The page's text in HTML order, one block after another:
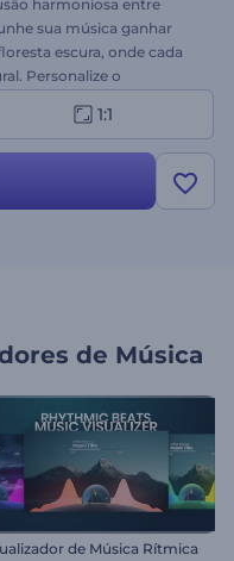
harmoniosa entre
sua música ganhar
escura, onde cada
Personalize o
musical e adicionando o
produtor musical, DJ ou
Experimente agora!
1:1
de Música
de Música Rítmica